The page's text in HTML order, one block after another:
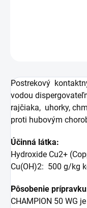
Postrekový
vodou
rajčiaka, uhorky,
proti hubovým
Účinná látka:
Hydroxide Cu2+
Cu(OH)2: 500 g/kg
Pôsobenie
CHAMPION 50 WG